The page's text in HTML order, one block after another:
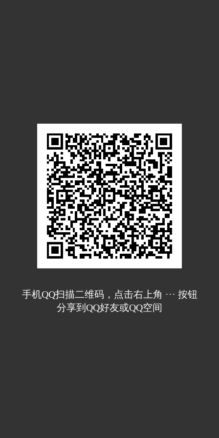
手机QQ扫描二维码，点击右上角 ··· 按钮
分享到QQ好友或QQ空间